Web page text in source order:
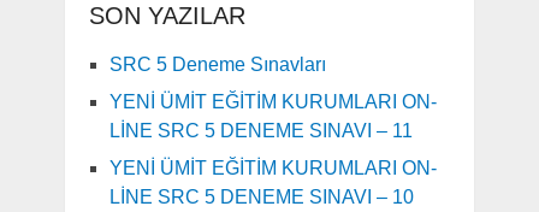
SON YAZILAR
SRC 5 Deneme Sınavları
YENİ ÜMİT EĞİTİM KURUMLARI ON-
LİNE SRC 5 DENEME SINAVI – 11
YENİ ÜMİT EĞİTİM KURUMLARI ON-
LİNE SRC 5 DENEME SINAVI – 10